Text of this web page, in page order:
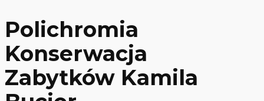
Polichromia
Konserwacja
Zabytków Kamila